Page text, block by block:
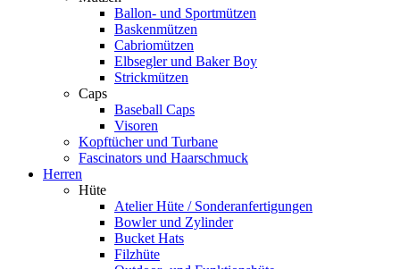
Ballon- und Sportmützen
Baskenmützen
Cabriomützen
Elbsegler und Baker Boy
Strickmützen
Caps
Baseball Caps
Visoren
Kopftücher und Turbane
Fascinators und Haarschmuck
Herren
Hüte
Atelier Hüte / Sonderanfertigungen
Bowler und Zylinder
Bucket Hats
Filzhüte